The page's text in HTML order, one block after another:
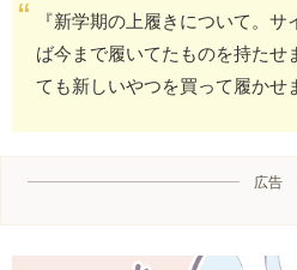
『新学期の上履きについて。
ば今まで履いてたものを持た
ても新しいやつを買って履かせ
広告